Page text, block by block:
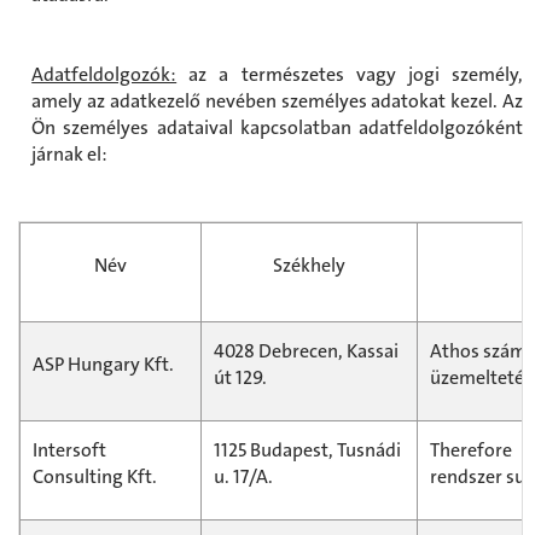
Adatfeldolgozók: az a természetes vagy jogi személy,
amely az adatkezelő nevében személyes adatokat kezel. Az
Ön személyes adataival kapcsolatban adatfeldolgozóként
járnak el:
Név Székhely
ASP Hungary Kft.
4028 Debrecen, Kassai
út 129.
Athos
üzemeltetése
Intersoft
Consulting Kft.
1125 Budapest, Tusnádi
u. 17/A.
Therefore
rendszer